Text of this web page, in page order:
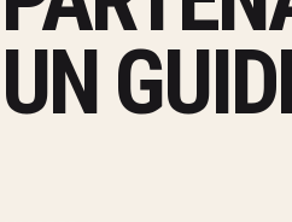
UN